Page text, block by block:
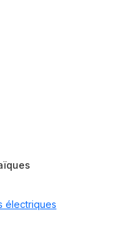
électriques